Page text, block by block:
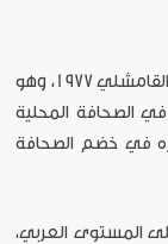
1977،
وهو
وكانت بدايته في الصحافة المحلية
في خضم الصحافة
على المستوى العربي،